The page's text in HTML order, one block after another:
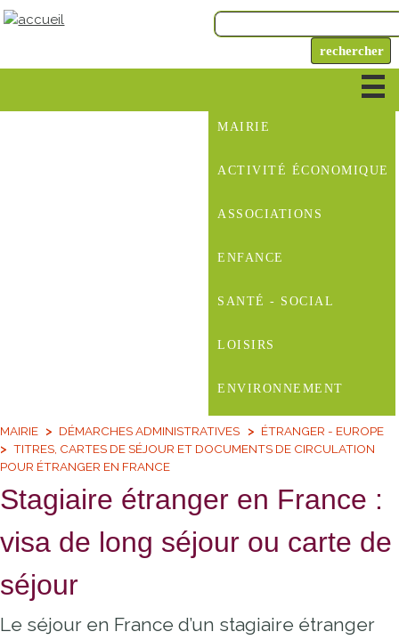
MAIRIE
ACTIVITÉ ÉCONOMIQUE
ASSOCIATIONS
ENFANCE
SANTÉ - SOCIAL
LOISIRS
ENVIRONNEMENT
MAIRIE DÉMARCHES ADMINISTRATIVES
ÉTRANGER - EUROPE
TITRES, CARTES DE SÉJOUR ET DOCUMENTS DE CIRCULATION
POUR ÉTRANGER EN FRANCE
Stagiaire étranger en France :
visa de long séjour ou carte de
séjour
Le séjour en France d’un stagiaire étranger